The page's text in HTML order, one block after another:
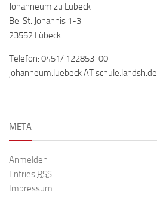
Johanneum zu Lübeck
Bei St. Johannis 1-3
23552 Lübeck
Telefon: 0451/ 122853-00
johanneum.luebeck AT schule.landsh.de
META
Anmelden
Entries RSS
Impressum